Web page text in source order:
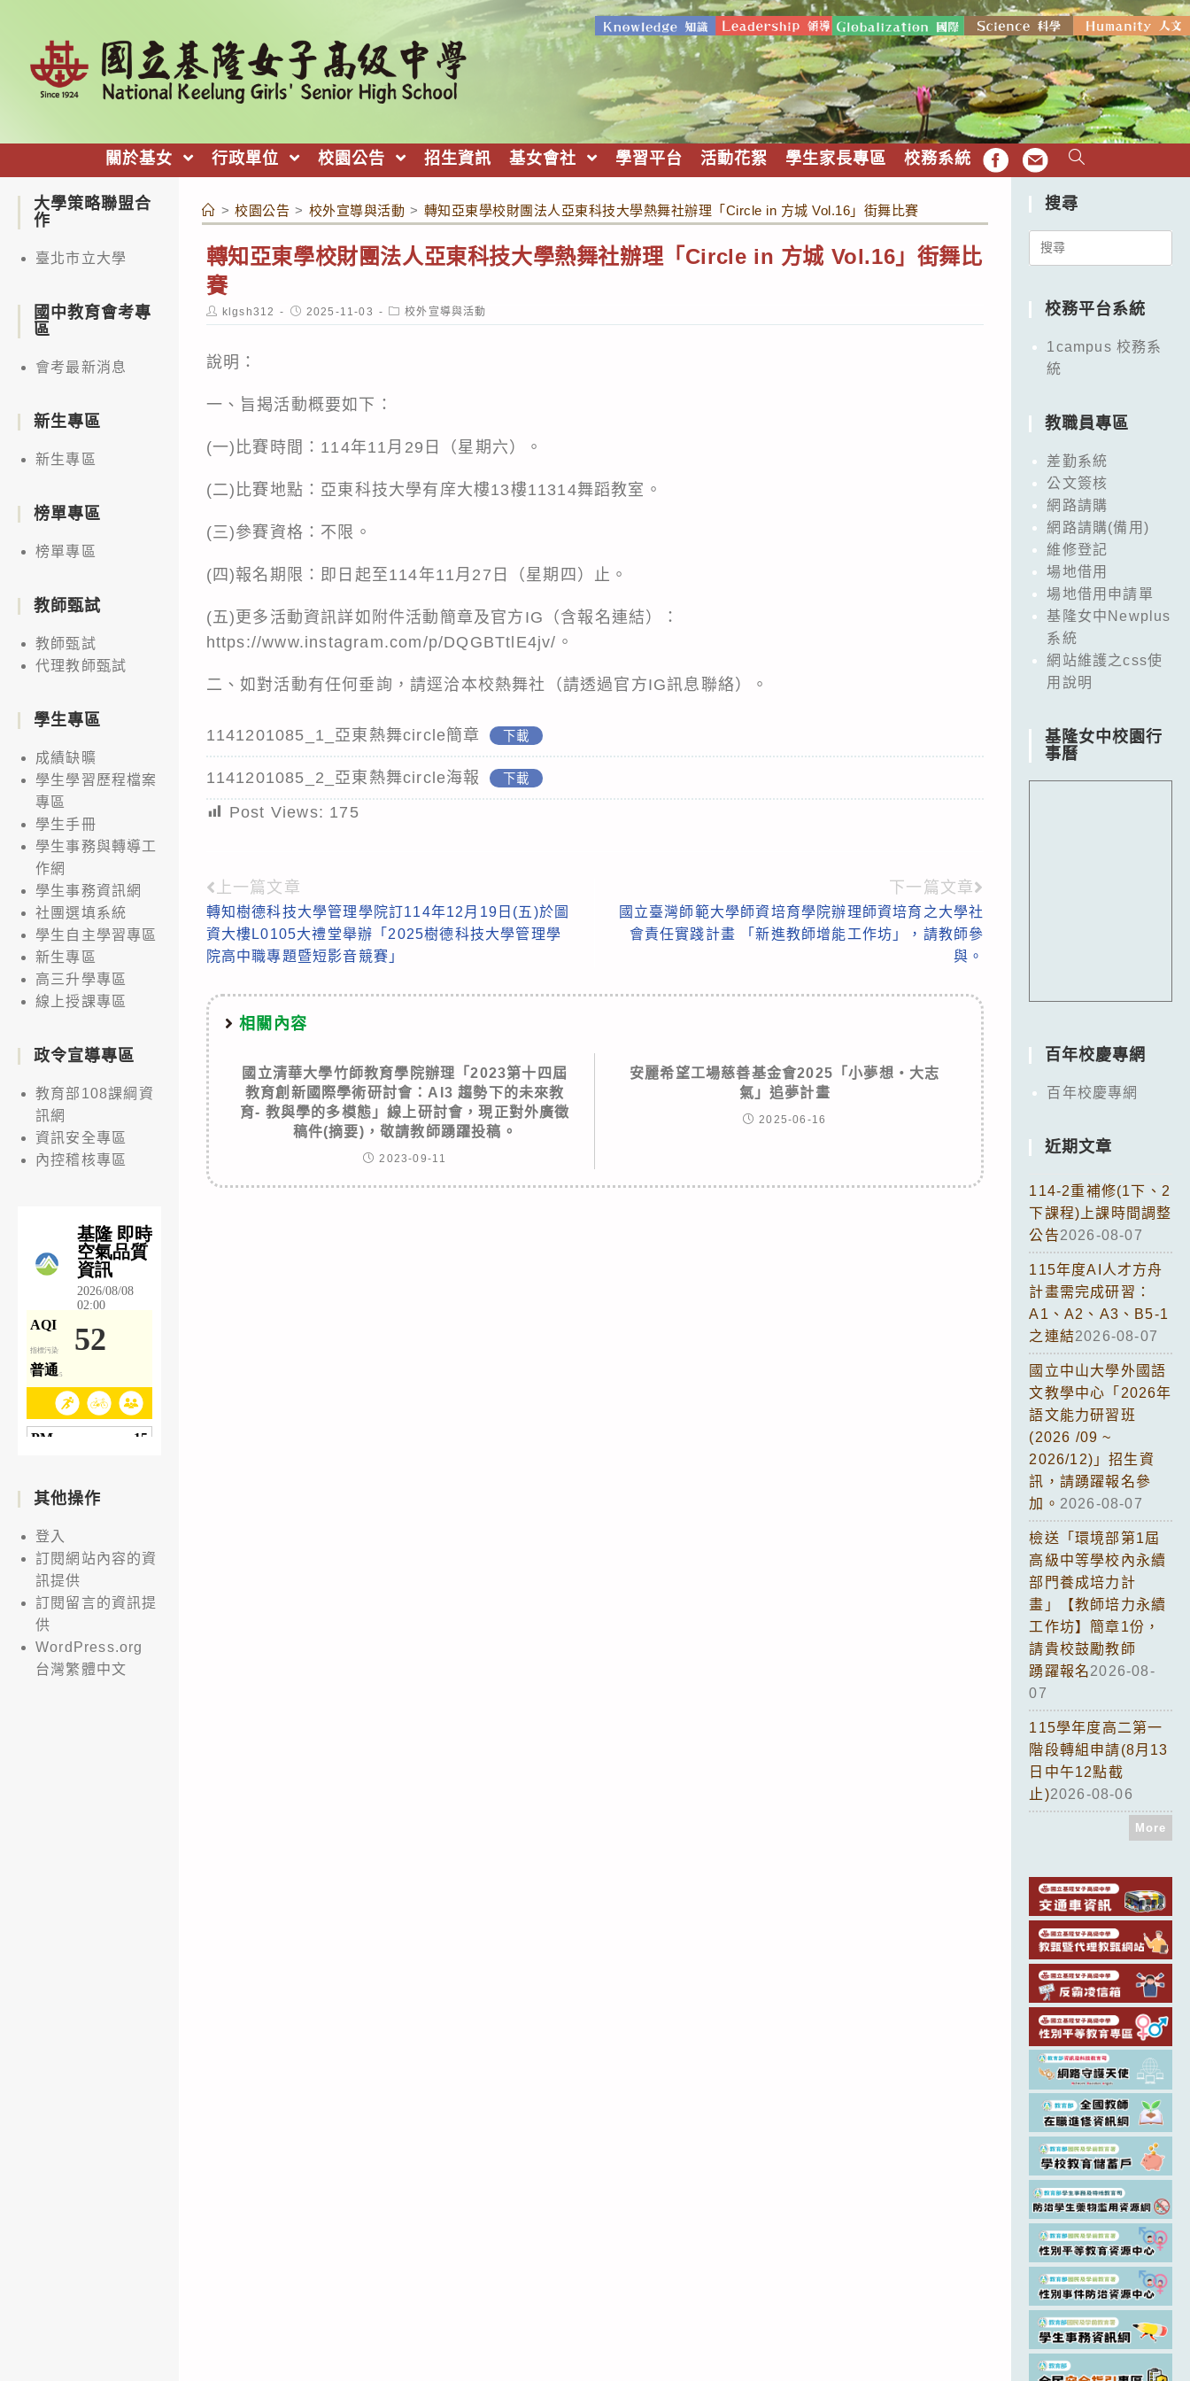
關於基女 行政單位 校園公告 招生資訊 基女會社 學習平台 活動花絮 學生家長專區 校務系統 FB EMAIL
> 校園公告 > 校外宣導與活動 > 轉知亞東學校財團法人亞東科技大學熱舞社辦理「Circle in 方城 Vol.16」街舞比賽
轉知亞東學校財團法人亞東科技大學熱舞社辦理「Circle in 方城 Vol.16」街舞比
賽
Post
author:
klgsh312
Post
published:
2025-11-03
Post
category:
校外宣導與活動
說明：
一、旨揭活動概要如下：
(一)比賽時間：114年11月29日（星期六）。
(二)比賽地點：亞東科技大學有庠大樓13樓11314舞蹈教室。
(三)參賽資格：不限。
(四)報名期限：即日起至114年11月27日（星期四）️止。
(五)更多活動資訊詳如附件活動簡章及官方IG（含報名連結）️：
https://www.instagram.com/p/DQGBTtlE4jv/。
二、如對活動有任何垂詢，請逕洽本校熱舞社（請透過官方IG訊息聯絡）️。
1141201085_1_亞東熱舞circle簡章 下載
1141201085_2_亞東熱舞circle海報 下載
Post Views: 175
Read
more
articles
上一篇文章
轉知樹德科技大學管理學院訂114年12月19日(五)於圖
資大樓L0105大禮堂舉辦「2025樹德科技大學管理學
院高中職專題暨短影音競賽」
下一篇文章
國立臺灣師範大學師資培育學院辦理師資培育之大學社
會責任實踐計畫 「新進教師增能工作坊」，請教師參
與。
相關內容
國立清華大學竹師教育學院辦理「2023第十四屆
教育創新國際學術研討會：AI3 趨勢下的未來教
育- 教與學的多模態」線上研討會，現正對外廣徵
稿件(摘要)，敬請教師踴躍投稿。
2023-09-11
安麗希望工場慈善基金會2025「小夢想‧大志
氣」追夢計畫
2025-06-16
大學策略聯盟合
作
臺北市立大學
國中教育會考專
區
會考最新消息
新生專區
新生專區
榜單專區
榜單專區
教師甄試
教師甄試
代理教師甄試
學生專區
成績缺曠
學生學習歷程檔案
專區
學生手冊
學生事務與轉導工
作網
學生事務資訊網
社團選填系統
學生自主學習專區
新生專區
高三升學專區
線上授課專區
政令宣導專區
教育部108課綱資
訊網
資訊安全專區
內控稽核專區
其他操作
登入
訂閱網站內容的資
訊提供
訂閱留言的資訊提
供
WordPress.org
台灣繁體中文
搜尋
Search
校務平台系統
1campus 校務系
統
教職員專區
差勤系統
公文簽核
網路請購
網路請購(備用)
維修登記
場地借用
場地借用申請單
基隆女中Newplus
系統
網站維護之css使
用說明
基隆女中校園行
事曆
百年校慶專網
百年校慶專網
近期文章
114-2重補修(1下、2
下課程)上課時間調整
公告2026-08-07
115年度AI人才方舟
計畫需完成研習：
A1、A2、A3、B5-1
之連結2026-08-07
國立中山大學外國語
文教學中心「2026年
語文能力研習班
(2026 /09 ~
2026/12)」招生資
訊，請踴躍報名參
加。 2026-08-07
檢送「環境部第1屆
高級中等學校內永續
部門養成培力計
畫」【教師培力永續
工作坊】簡章1份，
請貴校鼓勵教師
踴躍報名2026-08-
07
115學年度高二第一
階段轉組申請(8月13
日中午12點截
止)2026-08-06
More